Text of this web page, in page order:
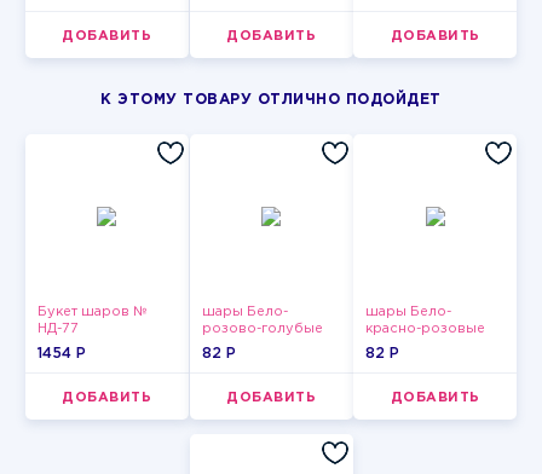
ДОБАВИТЬ ДОБАВИТЬ ДОБАВИТЬ
К ЭТОМУ ТОВАРУ ОТЛИЧНО ПОДОЙДЕТ
Букет шаров №
НД-77
1454 P
ДОБАВИТЬ
шары Бело-
розово-голубые
пастельные
82 P
ДОБАВИТЬ
шары Бело-
красно-розовые
пастельные
82 P
ДОБАВИТЬ